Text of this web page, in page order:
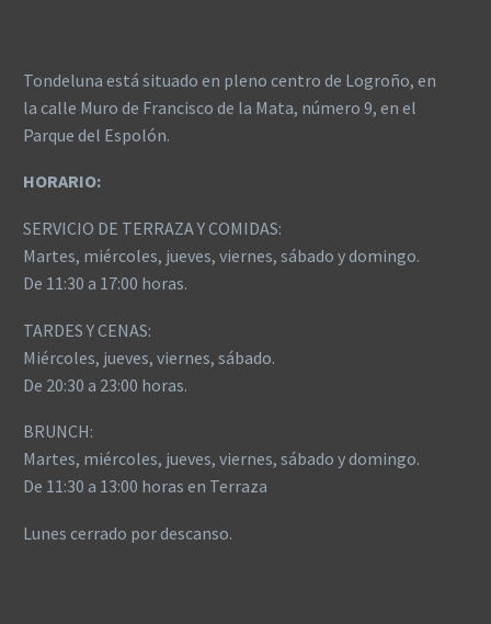
Tondeluna está situado en pleno centro de Logroño, en
la calle Muro de Francisco de la Mata, número 9, en el
Parque del Espolón.
HORARIO:
SERVICIO DE TERRAZA Y COMIDAS:
Martes, miércoles, jueves, viernes, sábado y domingo.
De 11:30 a 17:00 horas.
TARDES Y CENAS:
Miércoles, jueves, viernes, sábado.
De 20:30 a 23:00 horas.
BRUNCH:
Martes, miércoles, jueves, viernes, sábado y domingo.
De 11:30 a 13:00 horas en Terraza
Lunes cerrado por descanso.